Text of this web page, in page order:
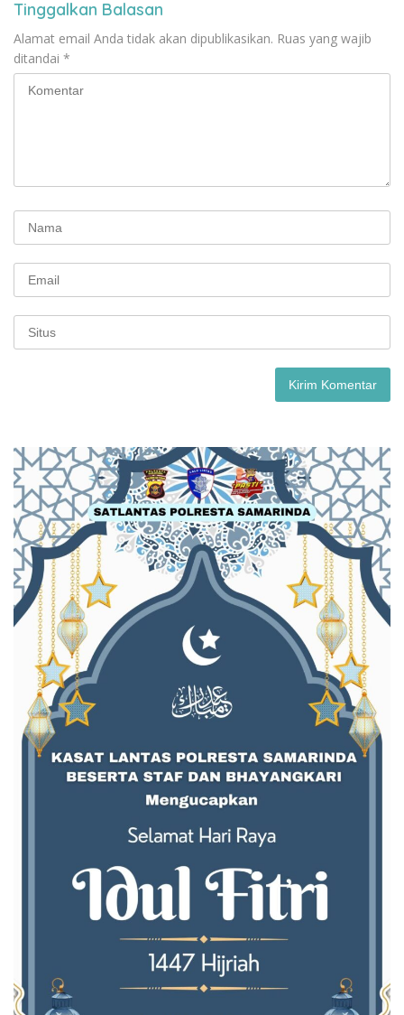
Tinggalkan Balasan
Alamat email Anda tidak akan dipublikasikan. Ruas yang wajib
ditandai *